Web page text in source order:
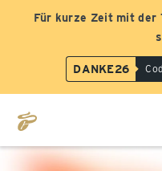
Für kurze Zeit mit der
DANKE26